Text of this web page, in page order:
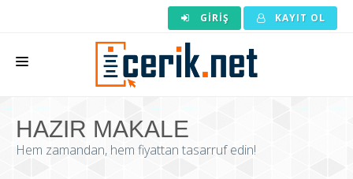
GIRIŞ KAYIT OL
MAKALE SIPARIŞI
HAZIR MAKALE
Hem zamandan, hem fiyattan tasarruf edin!